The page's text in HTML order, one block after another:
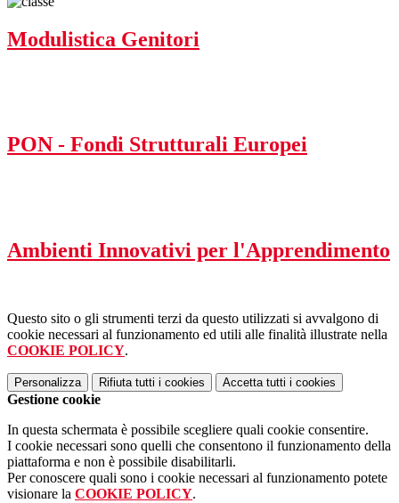
Modulistica Genitori
PON - Fondi Strutturali Europei
Ambienti Innovativi per l'Apprendimento
Questo sito o gli strumenti terzi da questo utilizzati si avvalgono di
cookie necessari al funzionamento ed utili alle finalità illustrate nella
COOKIE POLICY.
Personalizza Rifiuta tutti i cookies Accetta tutti i cookies
Gestione cookie
In questa schermata è possibile scegliere quali cookie consentire.
I cookie necessari sono quelli che consentono il funzionamento della
piattaforma e non è possibile disabilitarli.
Per conoscere quali sono i cookie necessari al funzionamento potete
visionare la COOKIE POLICY.